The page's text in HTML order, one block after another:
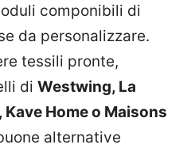
componibili di
da personalizzare.
tessili pronte,
di Westwing, La
Home o Maisons
alternative